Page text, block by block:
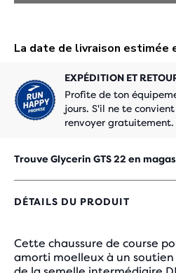
EXPÉDITION ET
Profite de ton
jours. S'il ne te
renvoyer gratuitement.
Trouve Glycerin GTS 22 en
DÉTAILS DU PRODUIT
Cette chaussure de course
amorti moelleux à un